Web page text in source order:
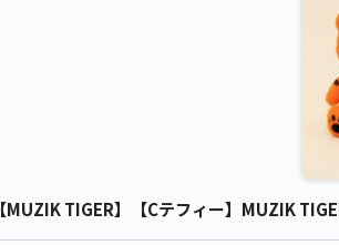
【MUZIK TIGER】【Cテフィー】MUZIK